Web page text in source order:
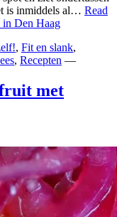
is inmiddels al… Read
in Den Haag
, Fit en slank,
, Recepten —
met